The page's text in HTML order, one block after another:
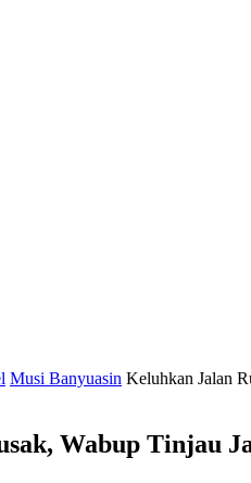
Musi Banyuasin Keluhkan Jalan
Wabup Tinjau